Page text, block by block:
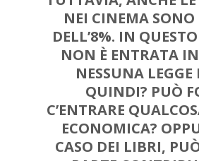
NEI CINEMA SONO
DELL’8%. IN
NON È ENTRATA
NESSUNA LEGGE
QUINDI? PUÒ
C’ENTRARE
ECONOMICA?
CASO DEI LIBRI,